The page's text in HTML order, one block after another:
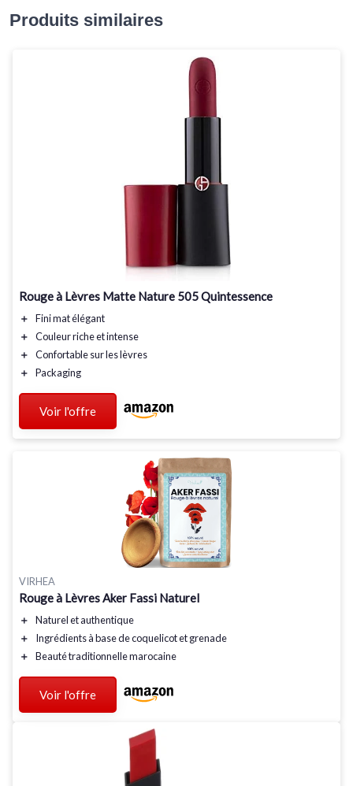
Produits similaires
Rouge à Lèvres Matte Nature 505 Quintessence
＋ Fini matélégant
＋
Couleur richeet intense
＋
Confortablesur les lèvres
＋
Packaging
Voir l'offre
VIRHEA
Rouge à Lèvres Aker Fassi Naturel
＋ Natureletauthentique
＋
Ingrédientsà base de coquelicot et grenade
＋
Beauté traditionnellemarocaine
Voir l'offre